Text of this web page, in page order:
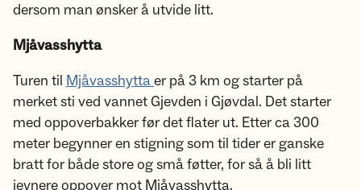
dersom man ønsker å utvide litt.
Mjåvasshytta
Turen til Mjåvasshyttaer på 3 km og starter på
merket sti ved vannet Gjevden i Gjøvdal. Det starter
med oppoverbakker før det flater ut. Etter ca 300
meter begynner en stigning som til tider er ganske
bratt for både store og små føtter, for så å bli litt
jevnere oppover mot Mjåvasshytta.